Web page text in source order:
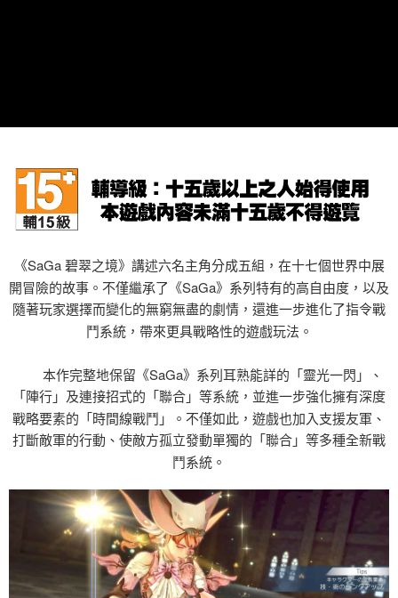
宅配(1-2天到貨)
每筆NT$200，滿NT$1,790(含以上)免運費
每筆NT$200
《SaGa 碧翠之境》講述六名主角分成五組，在十七個世界中展
開冒險的故事。不僅繼承了《SaGa》系列特有的高自由度，以及
隨著玩家選擇而變化的無窮無盡的劇情，還進一步進化了指令戰
鬥系統，帶來更具戰略性的遊戲玩法。
本作完整地保留《SaGa》系列耳熟能詳的「靈光一閃」、
「陣行」及連接招式的「聯合」等系統，並進一步強化擁有深度
戰略要素的「時間線戰鬥」。不僅如此，遊戲也加入支援友軍、
打斷敵軍的行動、使敵方孤立發動單獨的「聯合」等多種全新戰
鬥系統。